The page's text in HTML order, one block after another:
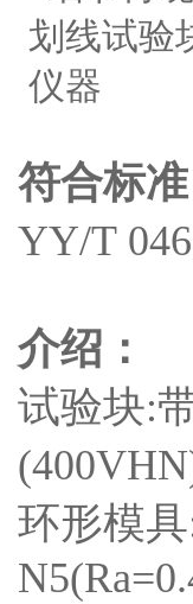
符合标
YY/T
介绍：
试验块:
环形模